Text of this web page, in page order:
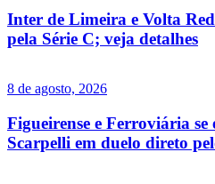
Inter de Limeira e Volta
pela Série C; veja detalhes
8 de agosto, 2026
Figueirense e Ferroviária
Scarpelli em duelo direto